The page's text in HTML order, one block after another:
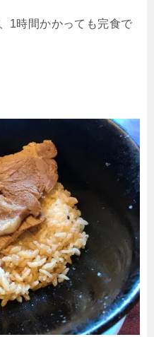
1時間かかっても完食で